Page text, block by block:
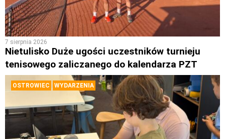
7 sierpnia 2026
Nietulisko Duże ugości uczestników turnieju
tenisowego zaliczanego do kalendarza PZT
OSTROWIEC WYDARZENIA